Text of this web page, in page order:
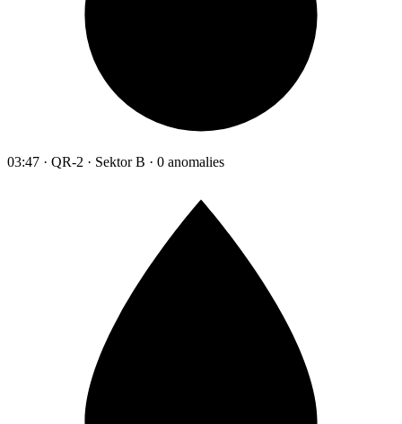
03:47 · QR-2 · Sektor B · 0 anomalies